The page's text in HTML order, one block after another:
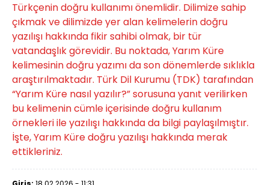
Türkçenin doğru kullanımı önemlidir. Dilimize sahip
çıkmak ve dilimizde yer alan kelimelerin doğru
yazılışı hakkında fikir sahibi olmak, bir tür
vatandaşlık görevidir. Bu noktada, Yarım Küre
kelimesinin doğru yazımı da son dönemlerde sıklıkla
araştırılmaktadır. Türk Dil Kurumu (TDK) tarafından
“Yarım Küre nasıl yazılır?” sorusuna yanıt verilirken
bu kelimenin cümle içerisinde doğru kullanım
örnekleri ile yazılışı hakkında da bilgi paylaşılmıştır.
İşte, Yarım Küre doğru yazılışı hakkında merak
ettikleriniz.